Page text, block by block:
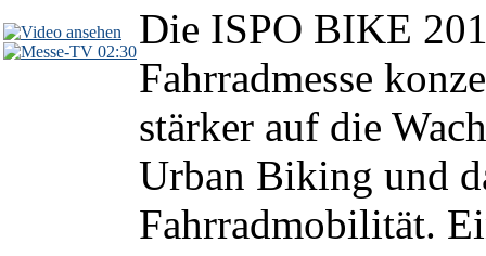
02:30Die ISPO BIKE
Fahrradmesse
stärker auf die
Urban Biking und
Fahrradmobilität.